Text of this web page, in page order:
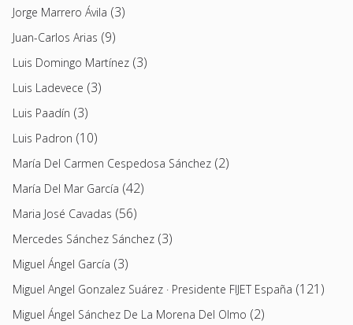
Jorge Marrero Ávila (3)
Juan-Carlos Arias (9)
Luis Domingo Martínez (3)
Luis Ladevece (3)
Luis Paadín (3)
Luis Padron (10)
María Del Carmen Cespedosa Sánchez (2)
María Del Mar García (42)
Maria José Cavadas (56)
Mercedes Sánchez Sánchez (3)
Miguel Ángel García (3)
Miguel Angel Gonzalez Suárez · Presidente FIJET España (121)
Miguel Ángel Sánchez De La Morena Del Olmo (2)